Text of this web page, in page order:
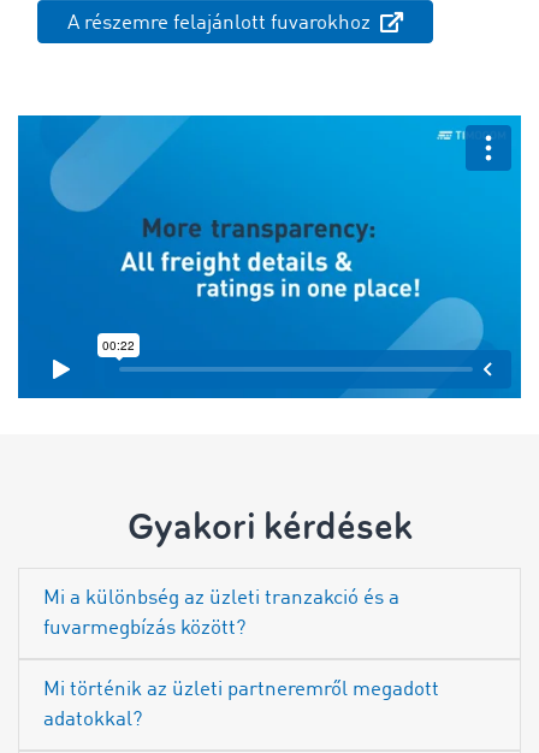
A részemre felajánlott fuvarokhoz
Gyakori kérdések
Mi a különbség az üzleti tranzakció és a
fuvarmegbízás között?
Mi történik az üzleti partneremről megadott
adatokkal?